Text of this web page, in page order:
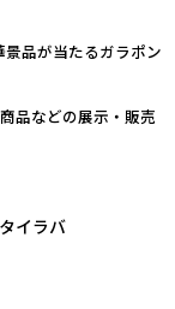
品が当たるガラポン
品などの展示・販売
タイラバ